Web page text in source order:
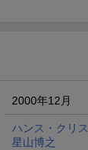
定・宝塚歌劇
2000年12月
ハンス・クリ
星山博之